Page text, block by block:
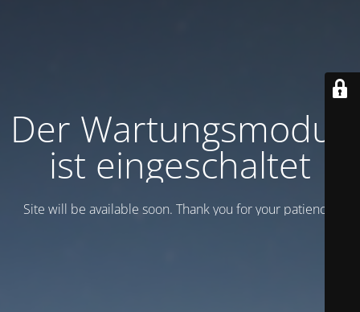
Der Wartungsmodus
ist eingeschaltet
Site will be available soon. Thank you for your patience!